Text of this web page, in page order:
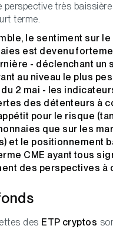
perspective très
terme.
le sentiment sur
est devenu
- déclenchant un
au niveau le plus
2 mai - les
des détenteurs à
pour le risque
que sur les
et le positionnement
CME ayant tous
des perspectives à
des ETP cryptos